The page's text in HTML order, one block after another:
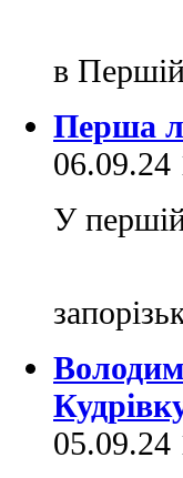
в Першій
Перша
06.09.24
У
05.09.24